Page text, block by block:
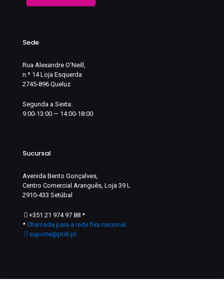
Sede
Rua Alexandre O'Neill,
n.º 14 Loja Esquerda
2745-896 Queluz
Segunda a Sexta:
9:00-13:00 — 14:00-18:00
Sucursal
Avenida Bento Gonçalves,
Centro Comercial Aranguês, Loja 39 L
2910-433 Setúbal
+351 21 974 97 88 *
* Chamada para a rede fixa nacional
suporte@ptdi.pt